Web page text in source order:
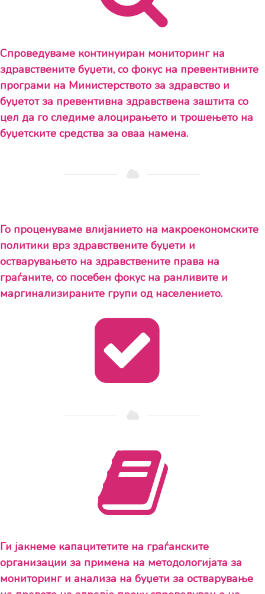
Спроведуваме континуиран мониторинг на
здравствените буџети, со фокус на превентивните
програми на Министерството за здравство и
буџетот за превентивна здравствена заштита со
цел да го следиме алоцирањето и трошењето на
буџетските средства за оваа намена.
Го проценуваме влијанието на макроекономските
политики врз здравствените буџети и
остварувањето на здравствените права на
граѓаните, со посебен фокус на ранливите и
маргинализираните групи од населението.
Ги јакнеме капацитетите на граѓанските
организации за примена на методологијата за
мониторинг и анализа на буџети за остварување